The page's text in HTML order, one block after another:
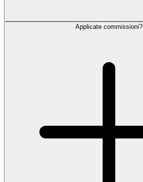
Applicate commissioni?